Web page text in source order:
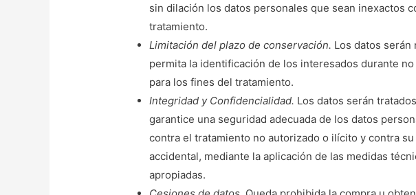
sin dilación los datos personales que sean inexactos
tratamiento.
Limitación del plazo de conservación. Los datos serán
permita la identificación de los interesados durante
para los fines del tratamiento.
Integridad y Confidencialidad. Los datos serán
garantice una seguridad adecuada de los datos
contra el tratamiento no autorizado o ilícito y contra
accidental, mediante la aplicación de las medidas
apropiadas.